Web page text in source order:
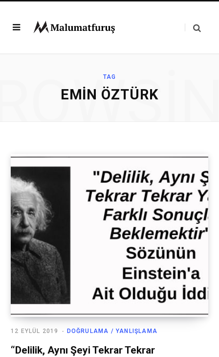
TAG
EMIN ÖZTÜRK
DOĞRULAMA / YANLIŞLAMA
12 EYLÜL 2019
“Delilik, Aynı Şeyi Tekrar Tekrar